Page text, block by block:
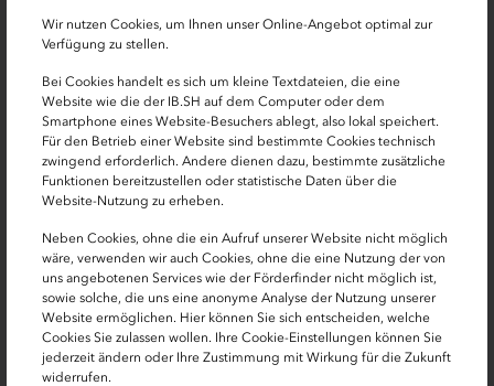
Wir nutzen Cookies, um Ihnen unser Online-Angebot optimal zur
Verfügung zu stellen.
Bei Cookies handelt es sich um kleine Textdateien, die eine
Website wie die der IB.SH auf dem Computer oder dem
Smartphone eines Website-Besuchers ablegt, also lokal speichert.
Für den Betrieb einer Website sind bestimmte Cookies technisch
zwingend erforderlich. Andere dienen dazu, bestimmte zusätzliche
Funktionen bereitzustellen oder statistische Daten über die
Website-Nutzung zu erheben.
Neben Cookies, ohne die ein Aufruf unserer Website nicht möglich
wäre, verwenden wir auch Cookies, ohne die eine Nutzung der von
uns angebotenen Services wie der Förderfinder nicht möglich ist,
sowie solche, die uns eine anonyme Analyse der Nutzung unserer
Website ermöglichen. Hier können Sie sich entscheiden, welche
Cookies Sie zulassen wollen. Ihre Cookie-Einstellungen können Sie
jederzeit ändern oder Ihre Zustimmung mit Wirkung für die Zukunft
widerrufen.
Die Einladung mit detaillierten Informationen zum
Wir freuen uns auf Ihre Teilnahme und einen regen
Austausch!
Zu den Präsentationen:
Begrüßung: 6. EKI-Fachforum Solar
Photovoltaikanlagen auf kommunalen Dächern
Das novellierte Energiewende- und
Klimaschutzgesetz Schleswig-Holstein
Strategie wird Wirklichkeit